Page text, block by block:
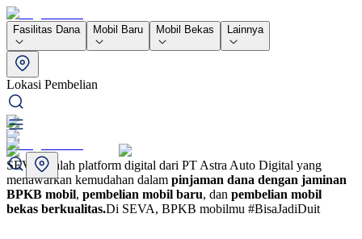
Fasilitas Dana Mobil Baru Mobil Bekas Lainnya
Lokasi Pembelian
SEVA adalah platform digital dari PT Astra Auto Digital yang
menawarkan kemudahan dalam pinjaman dana dengan jaminan
BPKB mobil, pembelian mobil baru, dan pembelian mobil
bekas berkualitas.Di SEVA, BPKB mobilmu #BisaJadiDuit